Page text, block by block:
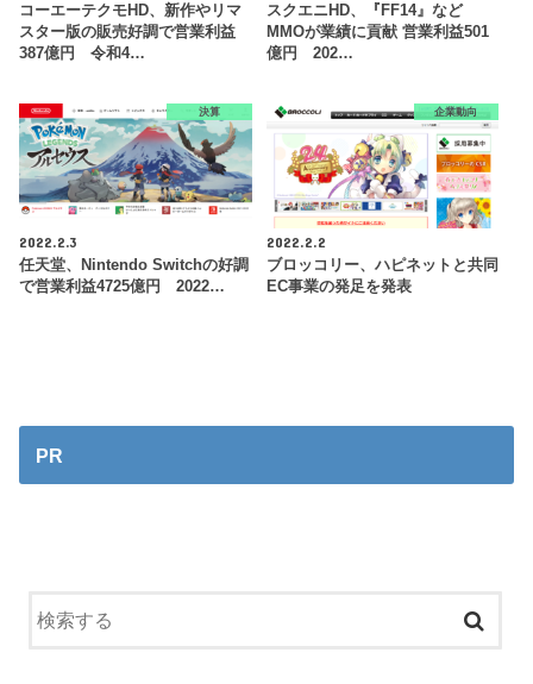
コーエーテクモHD、新作やリマ
スター版の販売好調で営業利益
387億円 令和4…
スクエニHD、『FF14』など
MMOが業績に貢献 営業利益501
億円 202…
決算
2022.2.3
任天堂、Nintendo Switchの好調
で営業利益4725億円 2022…
企業動向
2022.2.2
ブロッコリー、ハピネットと共同
EC事業の発足を発表
PR